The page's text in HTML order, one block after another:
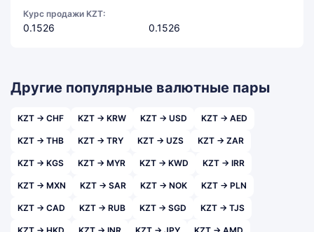
Курс продажи KZT:
0.1526 0.1526
Другие популярные валютные пары
KZT → CHF KZT → KRW KZT → USD KZT → AED
KZT → THB KZT → TRY KZT → UZS KZT → ZAR
KZT → KGS KZT → MYR KZT → KWD KZT → IRR
KZT → MXN KZT → SAR KZT → NOK KZT → PLN
KZT → CAD KZT → RUB KZT → SGD KZT → TJS